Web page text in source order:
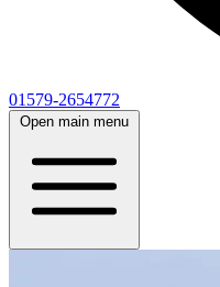
01579-2654772
Open main menu